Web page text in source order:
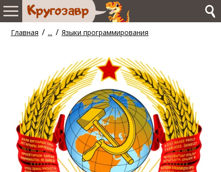
Главная / ... / Языки программирования